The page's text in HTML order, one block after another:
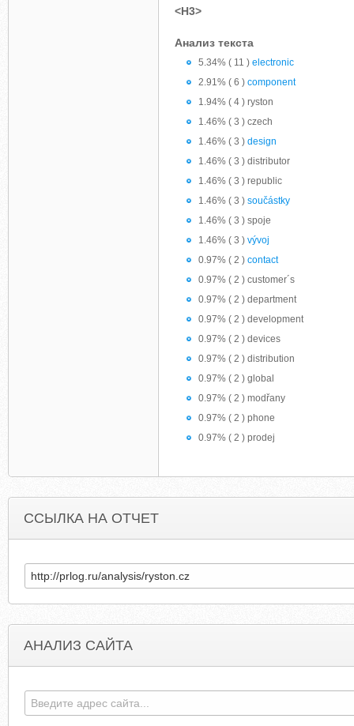
<H3>
Анализ текста
5.34% ( 11 ) electronic
2.91% ( 6 ) component
1.94% ( 4 ) ryston
1.46% ( 3 ) czech
1.46% ( 3 ) design
1.46% ( 3 ) distributor
1.46% ( 3 ) republic
1.46% ( 3 ) součástky
1.46% ( 3 ) spoje
1.46% ( 3 ) vývoj
0.97% ( 2 ) contact
0.97% ( 2 ) customer´s
0.97% ( 2 ) department
0.97% ( 2 ) development
0.97% ( 2 ) devices
0.97% ( 2 ) distribution
0.97% ( 2 ) global
0.97% ( 2 ) modřany
0.97% ( 2 ) phone
0.97% ( 2 ) prodej
ССЫЛКА НА ОТЧЕТ
АНАЛИЗ САЙТА